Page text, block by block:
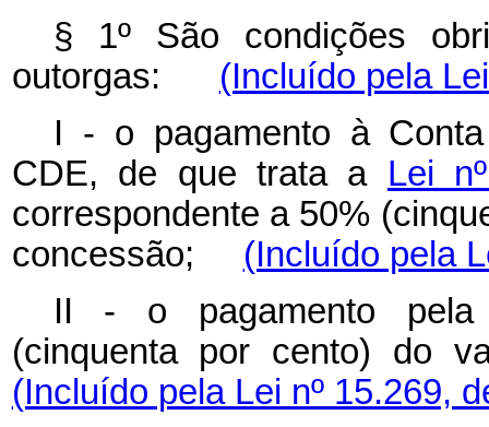
§ 1º São condições
outorgas: (Incluído pela
I - o pagamento à
CDE, de que trata a Lei
correspondente a 50%
concessão; (Incluído pela
II - o pagamento pela
(cinquenta por cento)
(Incluído pela Lei nº 15.269,